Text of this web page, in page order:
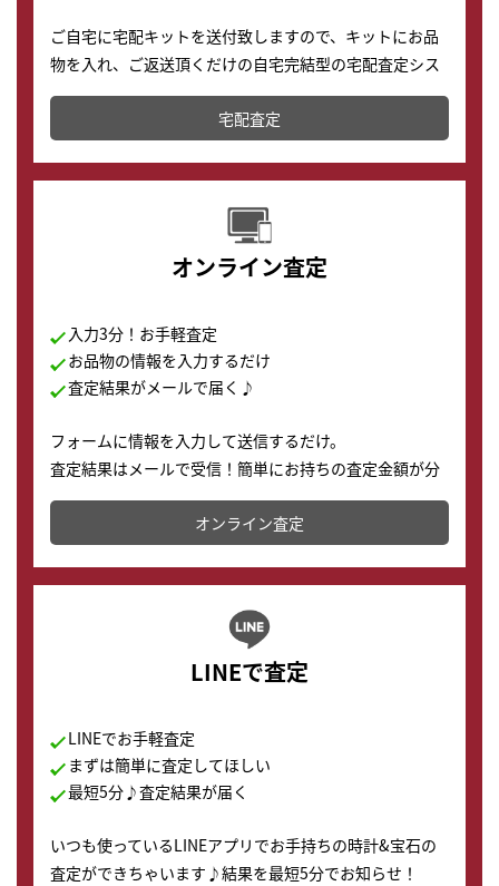
ご自宅に宅配キットを送付致しますので、キットにお品
物を入れ、ご返送頂くだけの自宅完結型の宅配査定シス
テムです。
配送でも簡単&安全に査定・買取に出すことが可能で
す。
宅配査定
オンライン査定
入力3分！お手軽査定
お品物の情報を入力するだけ
査定結果がメールで届く♪
フォームに情報を入力して送信するだけ。
査定結果はメールで受信！簡単にお持ちの査定金額が分
かります。
オンライン査定
LINEで査定
LINEでお手軽査定
まずは簡単に査定してほしい
最短5分♪査定結果が届く
いつも使っているLINEアプリでお手持ちの時計&宝石の
査定ができちゃいます♪結果を最短5分でお知らせ！